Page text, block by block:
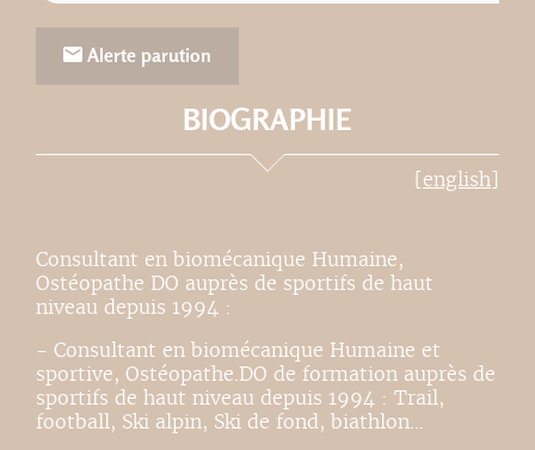
Alerte parution
BIOGRAPHIE
[english]
Consultant en biomécanique Humaine,
Ostéopathe DO auprès de sportifs de haut
niveau depuis 1994 :
- Consultant en biomécanique Humaine et
sportive, Ostéopathe.DO de formation auprès de
sportifs de haut niveau depuis 1994 : Trail,
football, Ski alpin, Ski de fond, biathlon…